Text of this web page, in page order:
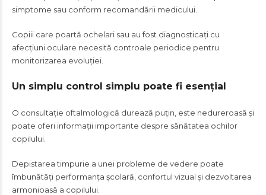
simptome sau conform recomandării medicului.
Copiii care poartă ochelari sau au fost diagnosticați cu
afecțiuni oculare necesită controale periodice pentru
monitorizarea evoluției.
Un simplu control simplu poate fi esențial
O consultație oftalmologică durează puțin, este nedureroasă și
poate oferi informații importante despre sănătatea ochilor
copilului.
Depistarea timpurie a unei probleme de vedere poate
îmbunătăți performanța școlară, confortul vizual și dezvoltarea
armonioasă a copilului.